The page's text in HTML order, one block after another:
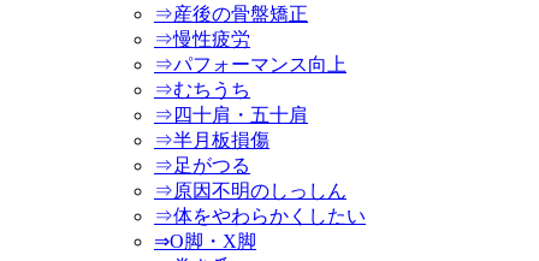
⇒産後の骨盤矯正
⇒慢性疲労
⇒パフォーマンス向上
⇒むちうち
⇒四十肩・五十肩
⇒半月板損傷
⇒足がつる
⇒原因不明のしっしん
⇒体をやわらかくしたい
⇒O脚・X脚